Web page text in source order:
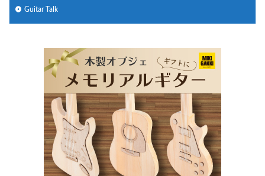
Guitar Talk